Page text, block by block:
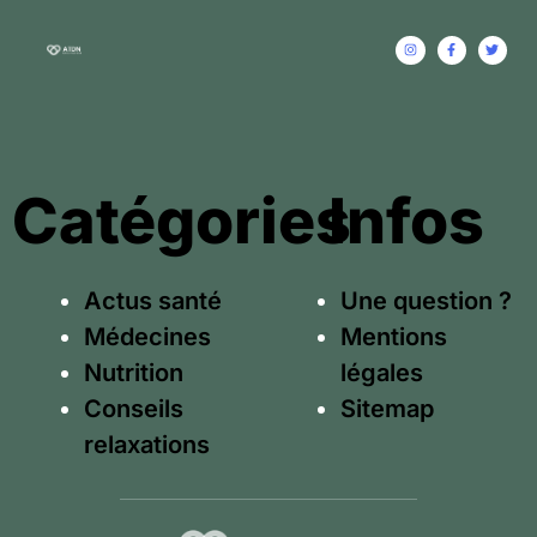
Catégories
Actus santé
Médecines
Nutrition
Conseils
relaxations
Infos
Une question ?
Mentions
légales
Sitemap